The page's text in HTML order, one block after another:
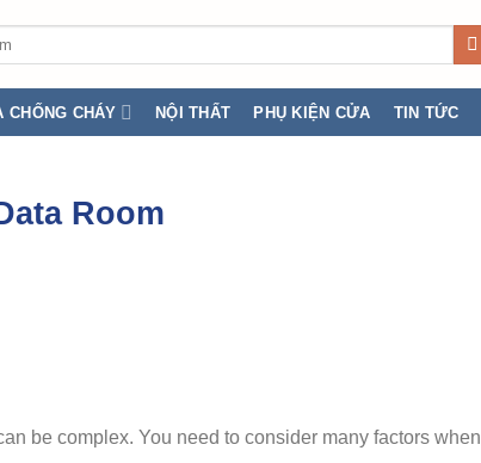
CHỐNG CHÁY NỘI THẤT PHỤ KIỆN CỬA TIN TỨC
Room
be complex. You need to consider many factors when